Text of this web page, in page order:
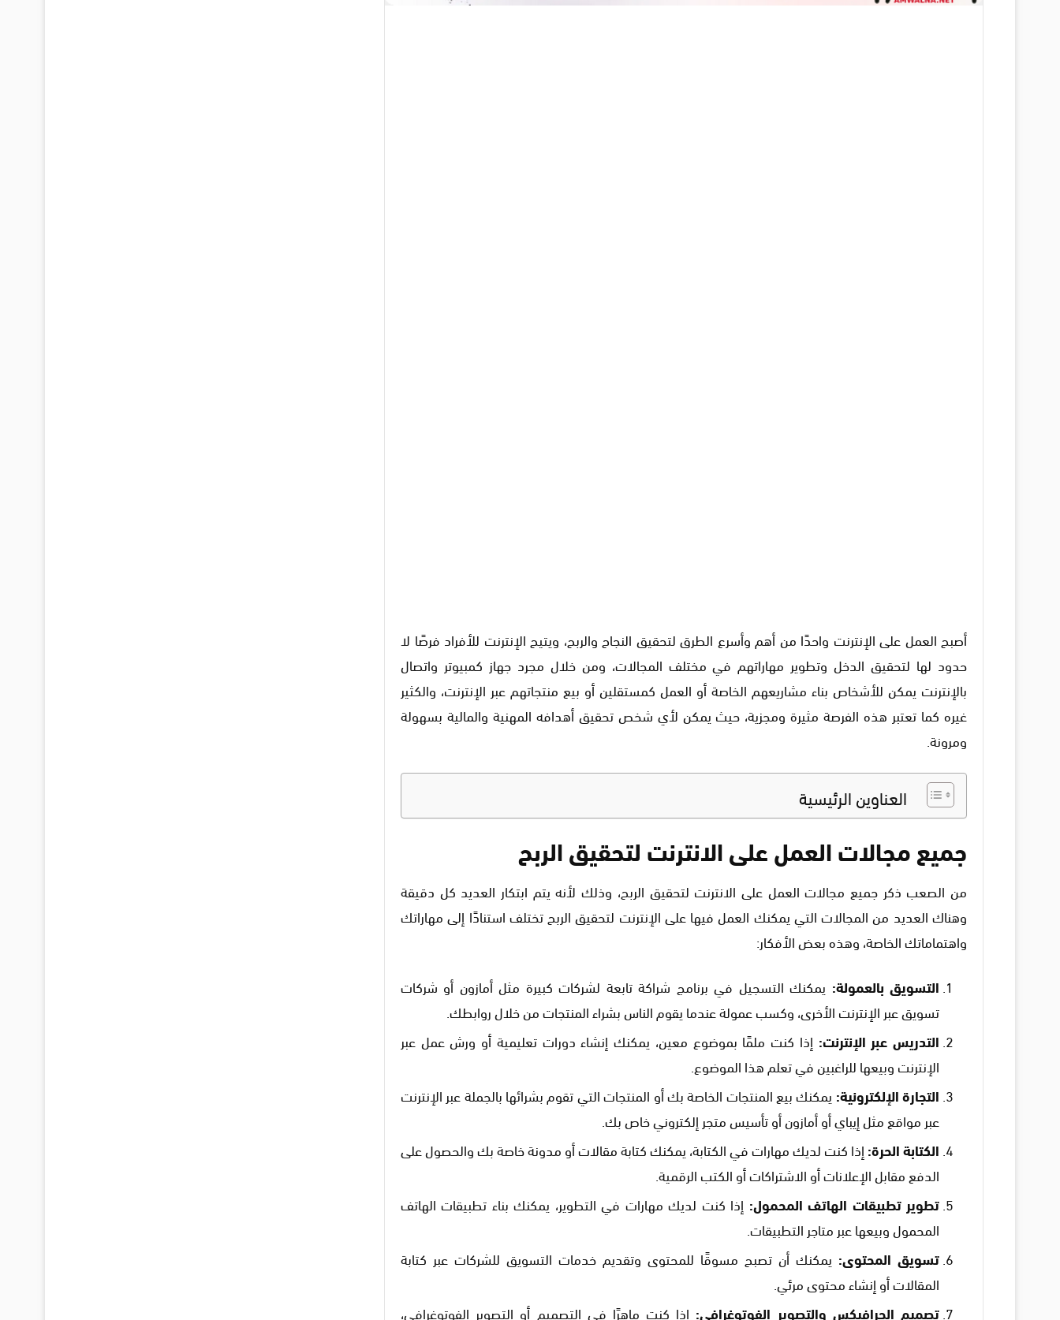
أصبح العمل على الإنترنت واحدًا من أهم وأسرع الطرق لتحقيق النجاح والربح، ويتيح الإنترنت للأفراد فرصًا لا
حدود لها لتحقيق الدخل وتطوير مهاراتهم في مختلف المجالات، ومن خلال مجرد جهاز كمبيوتر واتصال
بالإنترنت يمكن للأشخاص بناء مشاريعهم الخاصة أو العمل كمستقلين أو بيع منتجاتهم عبر الإنترنت، والكثير
غيره كما تعتبر هذه الفرصة مثيرة ومجزية، حيث يمكن لأي شخص تحقيق أهدافه المهنية والمالية بسهولة
ومرونة.
العناوين الرئيسية
جميع مجالات العمل على الانترنت لتحقيق الربح
من الصعب ذكر جميع مجالات العمل على الانترنت لتحقيق الربح، وذلك لأنه يتم ابتكار العديد كل دقيقة
وهناك العديد من المجالات التي يمكنك العمل فيها على الإنترنت لتحقيق الربح تختلف استنادًا إلى مهاراتك
واهتماماتك الخاصة، وهذه بعض الأفكار:
التسويق بالعمولة: يمكنك التسجيل في برنامج شراكة تابعة لشركات كبيرة مثل أمازون أو شركات
تسويق عبر الإنترنت الأخرى، وكسب عمولة عندما يقوم الناس بشراء المنتجات من خلال روابطك.
التدريس عبر الإنترنت: إذا كنت ملمًا بموضوع معين، يمكنك إنشاء دورات تعليمية أو ورش عمل عبر
الإنترنت وبيعها للراغبين في تعلم هذا الموضوع.
التجارة الإلكترونية: يمكنك بيع المنتجات الخاصة بك أو المنتجات التي تقوم بشرائها بالجملة عبر الإنترنت
عبر مواقع مثل إيباي أو أمازون أو تأسيس متجر إلكتروني خاص بك.
الكتابة الحرة:إذا كنت لديك مهارات في الكتابة، يمكنك كتابة مقالات أو مدونة خاصة بك والحصول على
الدفع مقابل الإعلانات أو الاشتراكات أو الكتب الرقمية.
تطوير تطبيقات الهاتف المحمول: إذا كنت لديك مهارات في التطوير، يمكنك بناء تطبيقات الهاتف
المحمول وبيعها عبر متاجر التطبيقات.
تسويق المحتوى: يمكنك أن تصبح مسوقًا للمحتوى وتقديم خدمات التسويق للشركات عبر كتابة
المقالات أو إنشاء محتوى مرئي.
تصميم الجرافيكس والتصوير الفوتوغرافي: إذا كنت ماهرًا في التصميم أو التصوير الفوتوغرافي،